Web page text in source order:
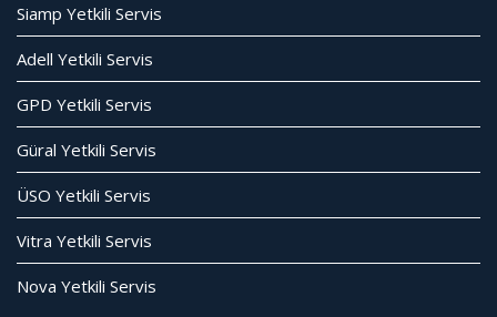
Siamp Yetkili Servis
Adell Yetkili Servis
GPD Yetkili Servis
Güral Yetkili Servis
ÜSO Yetkili Servis
Vitra Yetkili Servis
Nova Yetkili Servis